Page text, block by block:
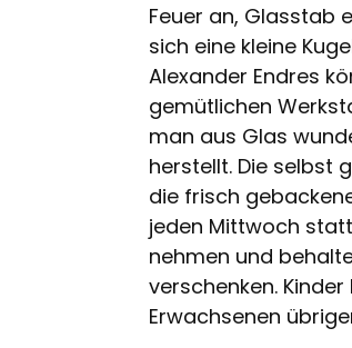
Feuer an, Glasstab
sich eine kleine
Alexander Endres
gemütlichen
man aus Glas
herstellt. Die selbst
die frisch
jeden Mittwoch
nehmen und
verschenken.
Erwachsenen